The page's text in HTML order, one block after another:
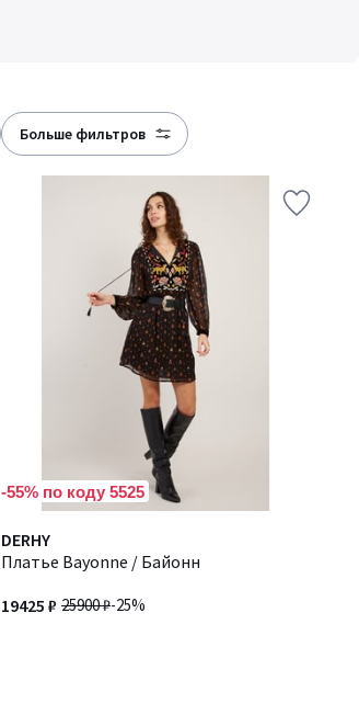
больше фильтров
-55% по коду 5525
DERHY
Платье Bayonne / Байонн
25900 ₽-25%
19425 ₽